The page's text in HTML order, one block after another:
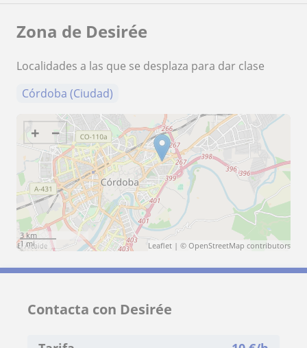
Zona de Desirée
Localidades a las que se desplaza para dar clase
Córdoba (Ciudad)
+ −
3 km
1 mi
Leaflet | © OpenStreetMap contributors
Contacta con Desirée